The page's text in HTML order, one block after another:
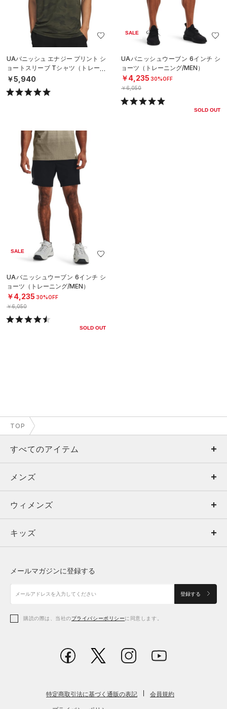
UAバニッシュ エナジー プリント シ
ョートスリーブ Tシャツ（トレーニ
ング/MEN）
￥5,940
SALE
UAバニッシュウーブン 6インチ シ
ョーツ（トレーニング/MEN）
￥4,235 30%OFF
￥6,050
SOLD OUT
SALE
UAバニッシュウーブン 6インチ シ
ョーツ（トレーニング/MEN）
￥4,235 30%OFF
￥6,050
SOLD OUT
TOP
すべてのアイテム
メンズ
ウィメンズ
キッズ
アクセサリー
メンズ
トップス
ボトムス
アクセサリー
ウィメンズ
トップス
シューズ
アクセサリー
キッズ
シューズ
メールマガジンに登録する
登録する
購読の際は、当社のプライバシーポリシーに同意します。
特定商取引法に基づく通販の表記 会員規約